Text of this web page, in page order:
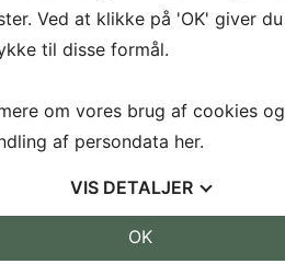
Ved at klikke på 'OK' giver du
til disse formål.
om vores brug af cookies og
af persondata her.
VIS DETALJER
OK